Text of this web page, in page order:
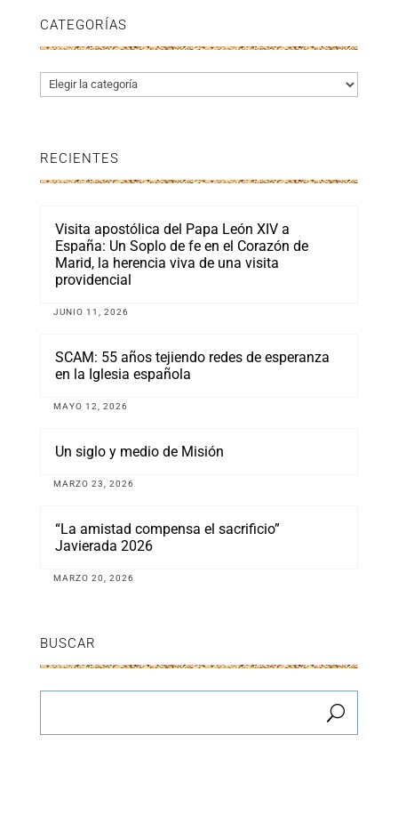
CATEGORÍAS
Categorías
RECIENTES
Visita apostólica del Papa León XIV a
España: Un Soplo de fe en el Corazón de
Marid, la herencia viva de una visita
providencial
JUNIO 11, 2026
SCAM: 55 años tejiendo redes de esperanza
en la Iglesia española
MAYO 12, 2026
Un siglo y medio de Misión
MARZO 23, 2026
“La amistad compensa el sacrificio”
Javierada 2026
MARZO 20, 2026
BUSCAR